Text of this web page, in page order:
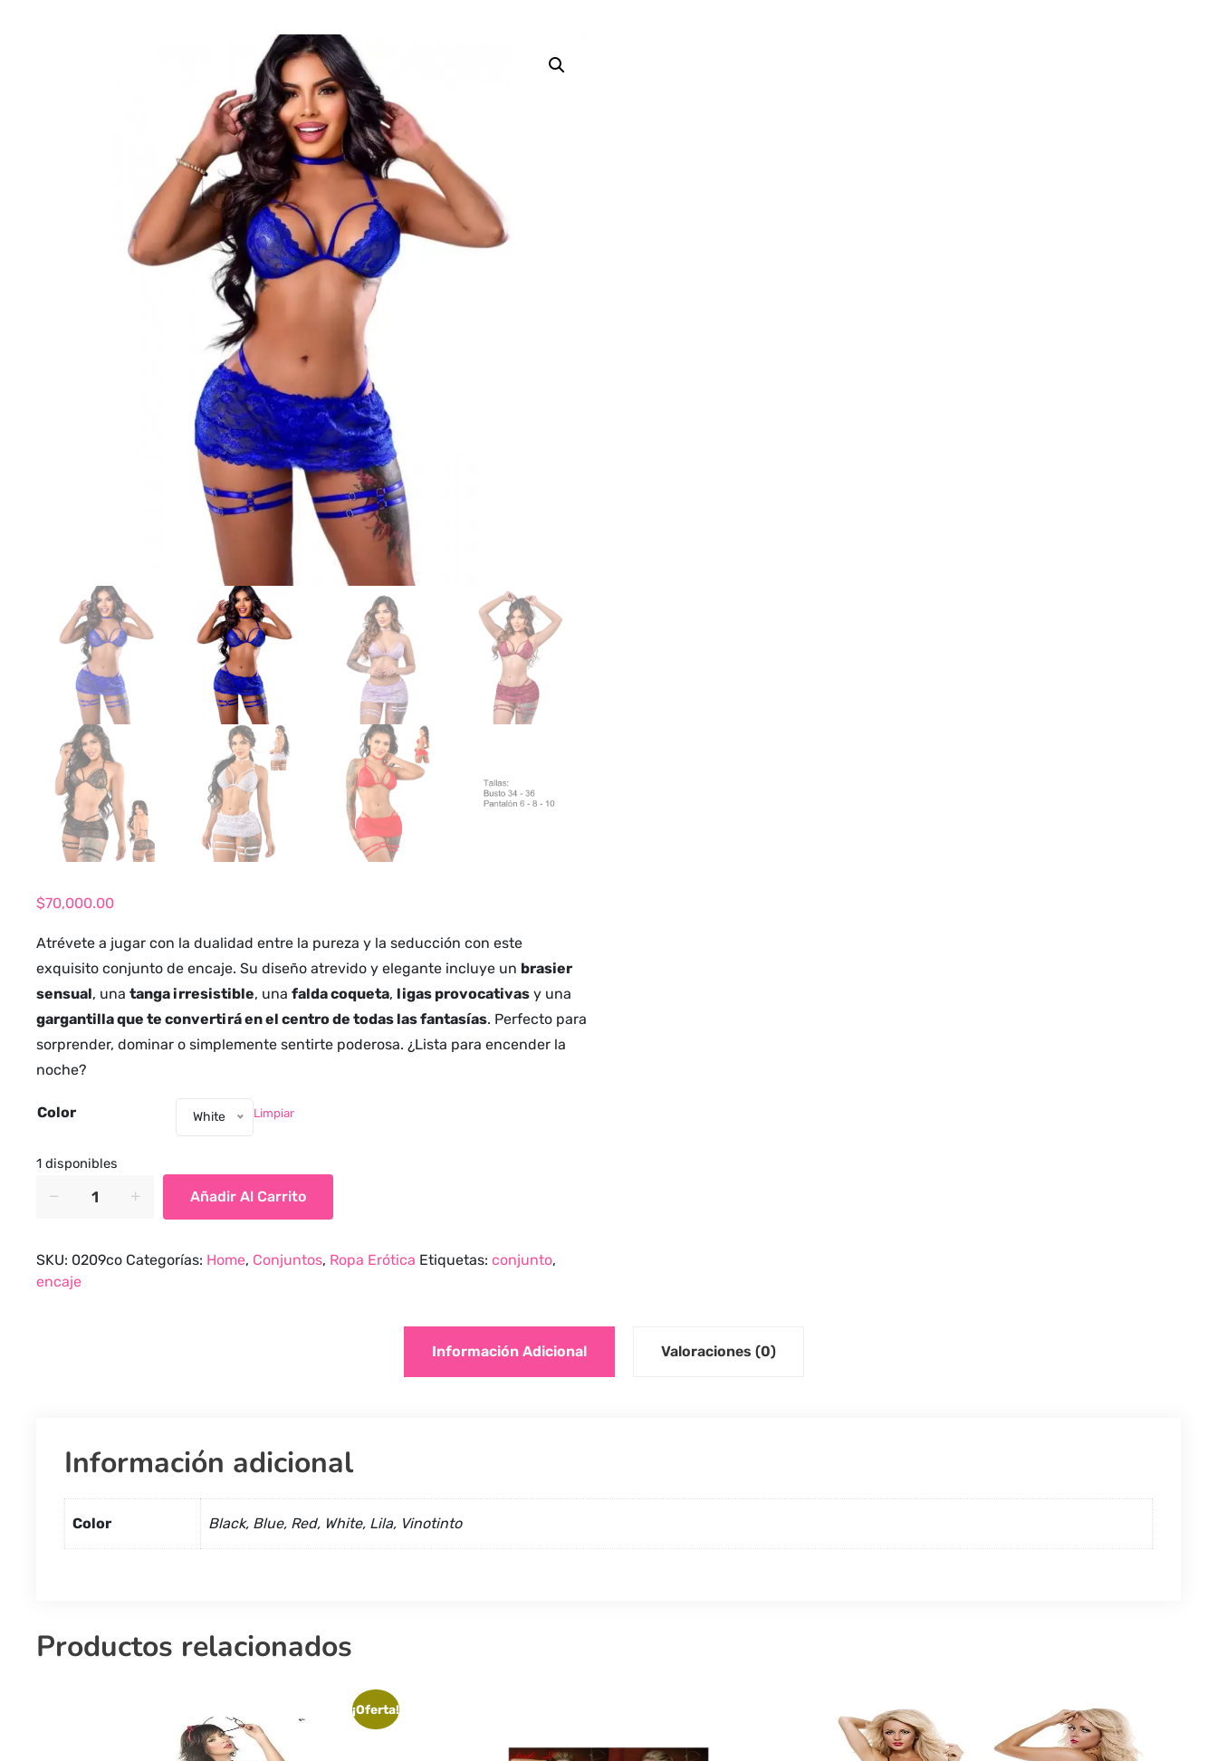
$70,000.00
Atrévete a jugar con la dualidad entre la pureza y la seducción con este
exquisito conjunto de encaje. Su diseño atrevido y elegante incluye un brasier
sensual, una tanga irresistible, una falda coqueta, ligas provocativas y una
gargantilla que te convertirá en el centro de todas las fantasías. Perfecto para
sorprender, dominar o simplemente sentirte poderosa. ¿Lista para encender la
noche?
Color White Limpiar
1 disponibles
que
Despierta
Pasiones
Añadir Al Carrito
SKU: 0209co Categorías: Home, Conjuntos, Ropa Erótica Etiquetas: conjunto,
encaje
Información Adicional Valoraciones (0)
Información adicional
Color Black, Blue, Red, White, Lila, Vinotinto
Productos relacionados
¡Oferta!